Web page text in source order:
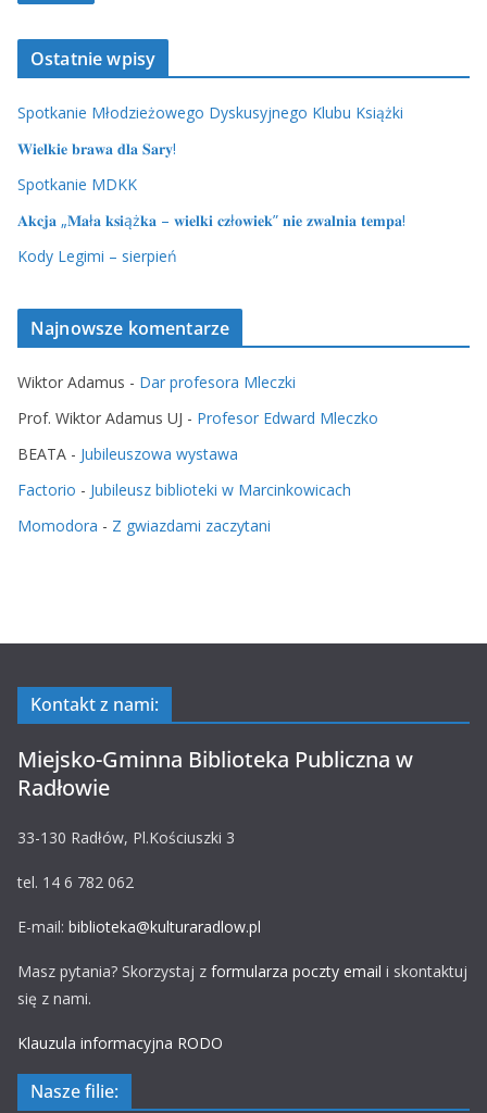
Ostatnie wpisy
Spotkanie Młodzieżowego Dyskusyjnego Klubu Książki
𝐖𝐢𝐞𝐥𝐤𝐢𝐞 𝐛𝐫𝐚𝐰𝐚 𝐝𝐥𝐚 𝐒𝐚𝐫𝐲!
Spotkanie MDKK
𝐀𝐤𝐜𝐣𝐚 „𝐌𝐚ł𝐚 𝐤𝐬𝐢ąż𝐤𝐚 – 𝐰𝐢𝐞𝐥𝐤𝐢 𝐜𝐳ł𝐨𝐰𝐢𝐞𝐤” 𝐧𝐢𝐞 𝐳𝐰𝐚𝐥𝐧𝐢𝐚 𝐭𝐞𝐦𝐩𝐚!
Kody Legimi – sierpień
Najnowsze komentarze
Wiktor Adamus - Dar profesora Mleczki
Prof. Wiktor Adamus UJ - Profesor Edward Mleczko
BEATA - Jubileuszowa wystawa
Factorio - Jubileusz biblioteki w Marcinkowicach
Momodora - Z gwiazdami zaczytani
Kontakt z nami:
Miejsko-Gminna Biblioteka Publiczna w
Radłowie
33-130 Radłów, Pl.Kościuszki 3
tel. 14 6 782 062
E-mail: biblioteka@kulturaradlow.pl
Masz pytania? Skorzystaj z formularza poczty email i skontaktuj
się z nami.
Klauzula informacyjna RODO
Nasze filie: